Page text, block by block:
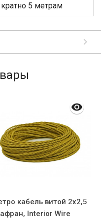
кратно 5 метрам
кабель витой 2x2,5
Interior Wire